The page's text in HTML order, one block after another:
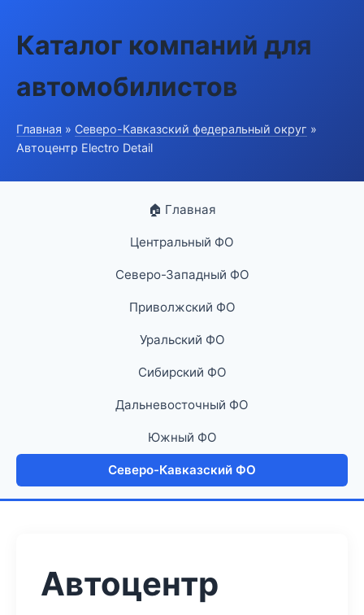
Каталог компаний для
автомобилистов
Главная » Северо-Кавказский федеральный округ »
Автоцентр Electro Detail
🏠 Главная
Центральный ФО
Северо-Западный ФО
Приволжский ФО
Уральский ФО
Сибирский ФО
Дальневосточный ФО
Южный ФО
Северо-Кавказский ФО
Автоцентр